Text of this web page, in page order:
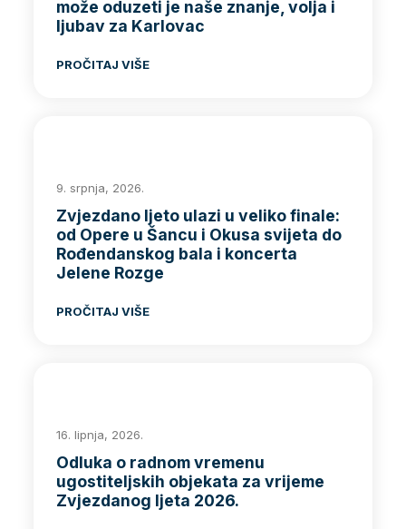
može oduzeti je naše znanje, volja i
ljubav za Karlovac
PROČITAJ VIŠE
9. srpnja, 2026.
Zvjezdano ljeto ulazi u veliko finale:
od Opere u Šancu i Okusa svijeta do
Rođendanskog bala i koncerta
Jelene Rozge
PROČITAJ VIŠE
16. lipnja, 2026.
Odluka o radnom vremenu
ugostiteljskih objekata za vrijeme
Zvjezdanog ljeta 2026.